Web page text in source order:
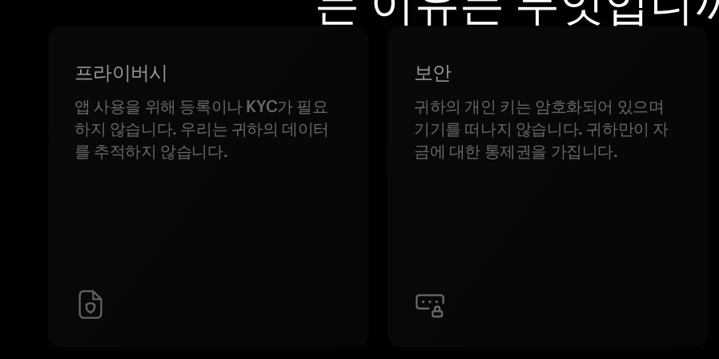
프라이버시
앱 사용을 위해 등록이나 KYC가 필요
하지 않습니다. 우리는 귀하의 데이터
를 추적하지 않습니다.
보안
귀하의 개인 키는 암호화되어 있으며
기기를 떠나지 않습니다. 귀하만이 자
금에 대한 통제권을 가집니다.